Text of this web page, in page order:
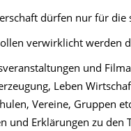
dürfen nur für die
verwirklicht werden
und
Leben
Vereine, Gruppen
und Erklärungen zu den